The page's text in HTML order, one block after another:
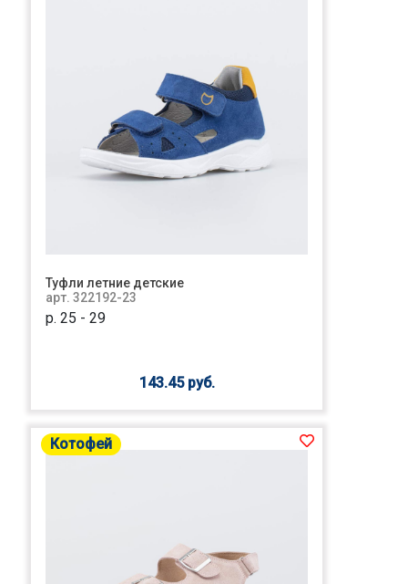
Туфли летние детские
арт. 322192-23
р. 25 - 29
143.45 руб.
Котофей